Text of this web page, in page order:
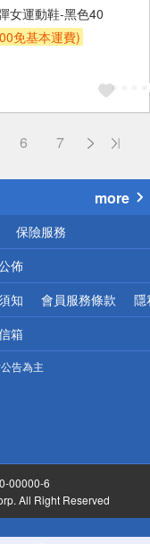
女運動鞋-黑色40
免基本運費)
6 7
more
保險服務
佈
知 會員服務條款 隱
箱
告為主
00000-6
All Right Reserved